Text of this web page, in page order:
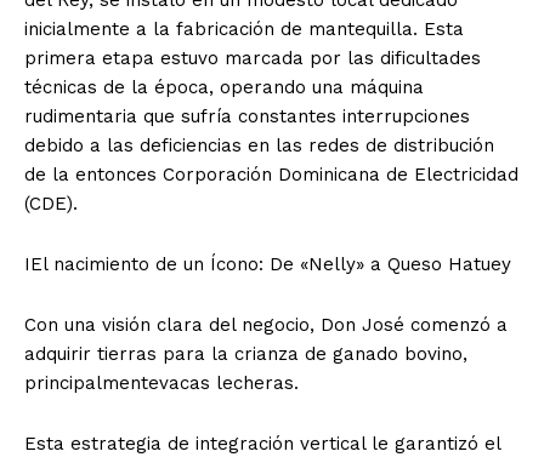
inicialmente a la fabricación de mantequilla. Esta
primera etapa estuvo marcada por las dificultades
técnicas de la época, operando una máquina
rudimentaria que sufría constantes interrupciones
debido a las deficiencias en las redes de distribución
de la entonces Corporación Dominicana de Electricidad
(CDE).
​IEl nacimiento de un Ícono: De «Nelly» a Queso Hatuey
​Con una visión clara del negocio, Don José comenzó a
adquirir tierras para la crianza de ganado bovino,
principalmentevacas lecheras.
Esta estrategia de integración vertical le garantizó el